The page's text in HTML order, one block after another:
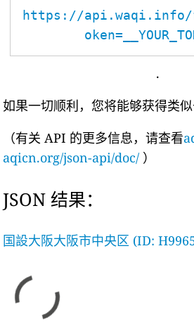
https://api.waqi.info/
.
如果一切顺利，您将能够获得类似
（有关 API 的更多信息，请查看
aqicn.org/json-api/doc/ ）
JSON 结果：
国設大阪大阪市中央区 (ID: